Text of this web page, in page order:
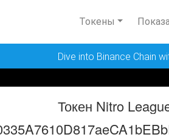
Токены
Dive into Binance Chain
Токен Nitro